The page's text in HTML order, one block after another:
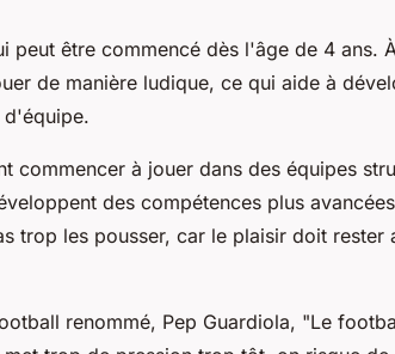
peut être commencé dès l'âge de 4 ans.
de manière ludique, ce qui aide à
d'équipe.
commencer à jouer dans des équipes
des compétences plus
trop les pousser, car le plaisir doit
renommé, Pep Guardiola, "Le